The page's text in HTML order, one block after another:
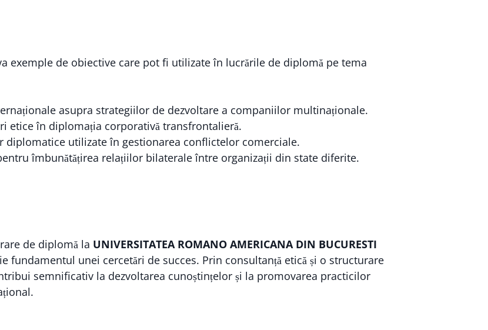
exemple de obiective care pot fi utilizate în lucrările de diplomă pe tema
asupra strategiilor de dezvoltare a companiilor multinaționale.
etice în diplomația corporativă transfrontalieră.
diplomatice utilizate în gestionarea conflictelor comerciale.
îmbunătățirea relațiilor bilaterale între organizații din state diferite.
de diplomă la UNIVERSITATEA ROMANO AMERICANA DIN BUCURESTI
fundamentul unei cercetări de succes. Prin consultanță etică și o structurare
semnificativ la dezvoltarea cunoștințelor și la promovarea practicilor